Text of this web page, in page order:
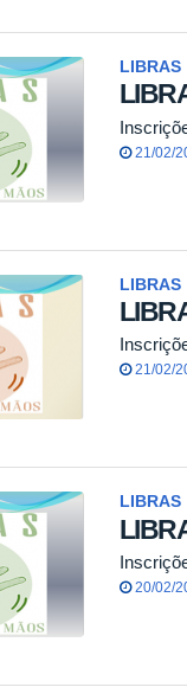
LIBRAS
21/02/
LIBRAS
21/02/
LIBRAS
20/02/